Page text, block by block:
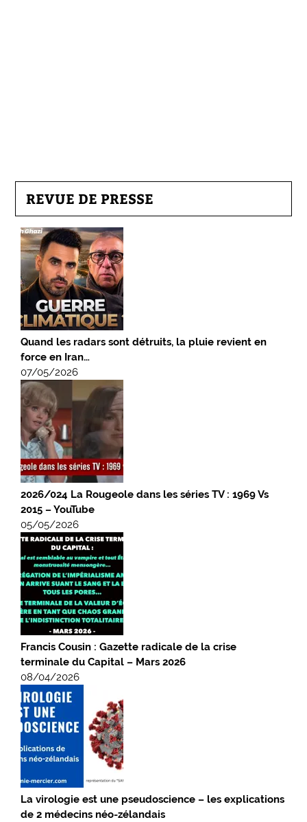
REVUE DE PRESSE
Quand les radars sont détruits, la pluie revient en
force en Iran…
07/05/2026
2026/024 La Rougeole dans les séries TV : 1969 Vs
2015 – YouTube
05/05/2026
Francis Cousin : Gazette radicale de la crise
terminale du Capital – Mars 2026
08/04/2026
La virologie est une pseudoscience – les explications
de 2 médecins néo-zélandais